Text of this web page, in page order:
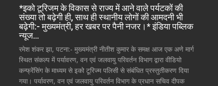
*इको टूरिजम के विकास से राज्य में आने वाले पर्यटकों की
संख्या तो बढ़ेगी ही, साथ ही स्थानीय लोगों की आमदनी भी
बढ़ेगी:- मुख्यमंत्री, हर खबर पर पैनी नजर।* इंडिया पब्लिक
न्यूज…
रमेश शंकर झा, पटना:- मुख्यमंत्री नीतीश कुमार के समक्ष आज एक अणे मार्ग
स्थित संकल्प में पर्यावरण, वन एवं जलवायु परिवर्तन विभाग द्वारा वीडियो
कन्फ्रेंसिंग के माध्यम से इको टूरिज्म पलिसी से संबंधित प्रस्तुतीकरण दिया
गया। पर्यावरण, वन एवं जलवायु परिवर्तन विभाग के प्रधान सचिव दीपक